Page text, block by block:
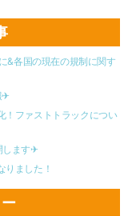
&各国の現在の規制に関す
✈︎
！ファストトラックについ
します✈︎
りました！